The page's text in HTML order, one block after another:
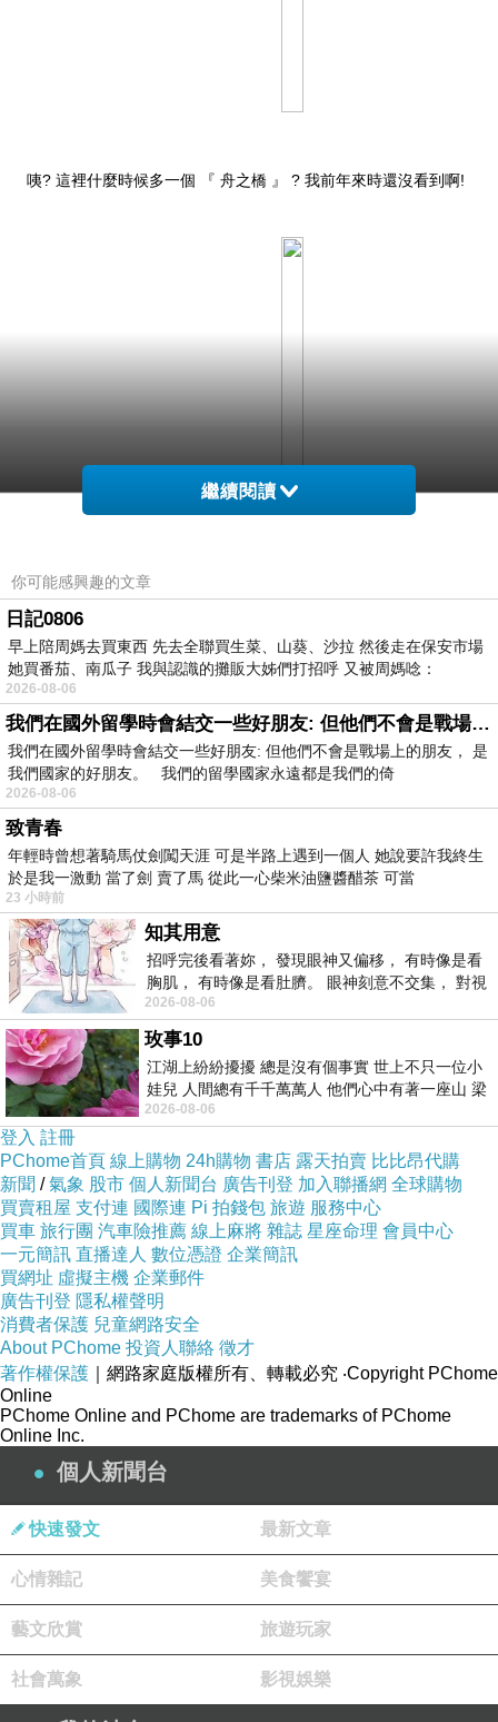
咦? 這裡什麼時候多一個 『 舟之橋 』 ? 我前年來時還沒看到啊!
阿里山 『 舟之橋 』 ， 是阿里山國家森林遊樂區新景點，位於香林
設計為舟型跨橋、木棧道， 透過走橋可以將園區內的櫻王、受鎮宮
木、象鼻木等各特色樹盡收眼底。 ( 資料來源 :阿里山舟之橋)
繼續閱讀
你可能感興趣的文章
日記0806
早上陪周媽去買東西 先去全聯買生菜、山葵、沙拉 然後走在保安市場
她買番茄、南瓜子 我與認識的攤販大姊們打招呼 又被周媽唸：
2026-08-06
我們在國外留學時會結交一些好朋友: 但他們不會是戰場上的朋友
我們在國外留學時會結交一些好朋友: 但他們不會是戰場上的朋友， 是
我們國家的好朋友。 我們的留學國家永遠都是我們的倚
2026-08-06
致青春
年輕時曾想著騎馬仗劍闖天涯 可是半路上遇到一個人 她說要許我終生
於是我一激動 當了劍 賣了馬 從此一心柴米油鹽醬醋茶 可當
23 小時前
知其用意
招呼完後看著妳， 發現眼神又偏移， 有時像是看
胸肌， 有時像是看肚臍。 眼神刻意不交集， 對視
視線不對齊， 讓我很難不
2026-08-06
玫事10
江湖上紛紛擾擾 總是沒有個事實 世上不只一位小
娃兒 人間總有千千萬萬人 他們心中有著一座山 梁
山佛山泰華衡恆嵩 一山之高
2026-08-06
登入 註冊
PChome首頁 線上購物 24h購物 書店 露天拍賣 比比昂代購
新聞 /氣象 股市 個人新聞台 廣告刊登 加入聯播網 全球購物
買賣租屋 支付連 國際連 Pi 拍錢包 旅遊 服務中心
買車 旅行團 汽車險推薦 線上麻將 雜誌 星座命理 會員中心
一元簡訊 直播達人 數位憑證 企業簡訊
買網址 虛擬主機 企業郵件
廣告刊登 隱私權聲明
消費者保護 兒童網路安全
About PChome 投資人聯絡 徵才
著作權保護 ｜網路家庭版權所有、轉載必究 ‧Copyright PChome
Online
PChome Online and PChome are trademarks of PChome
Online Inc.
個人新聞台
快速發文 最新文章
心情雜記 美食饗宴
藝文欣賞 旅遊玩家
社會萬象 影視娛樂